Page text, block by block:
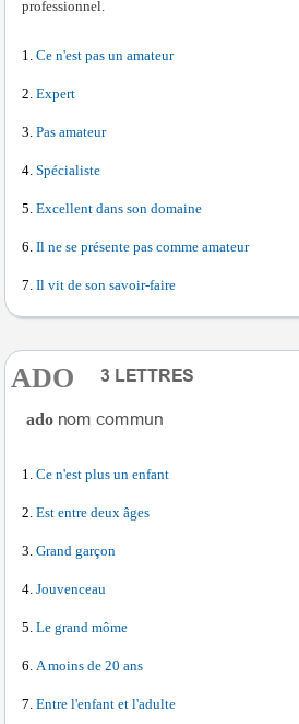
professionnel.
Ce n'est pas un amateur
Expert
Pas amateur
Spécialiste
Excellent dans son domaine
Il ne se présente pas comme amateur
Il vit de son savoir-faire
ADO
ado
Ce n'est plus un enfant
Est entre deux âges
Grand garçon
Jouvenceau
Le grand môme
A moins de 20 ans
Entre l'enfant et l'adulte